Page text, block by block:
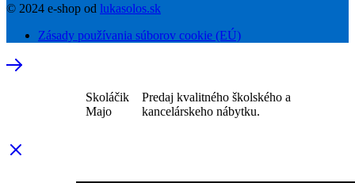
© 2024 e-shop od lukasolos.sk
Zásady používania súborov cookie (EÚ)
Skoláčik
Majo
Predaj kvalitného školského a
kancelárskeho nábytku.